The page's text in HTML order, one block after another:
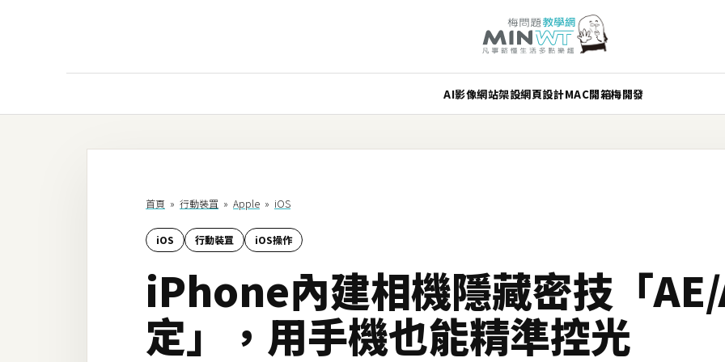
AI
AI影像網站架設網頁設計MAC開箱梅開發
首頁 » 行動裝罝 » Apple » iOS
iOS 行動裝罝 iOS操作
iPhone內建相機隱藏密技「
定」，用手機也能精準控光